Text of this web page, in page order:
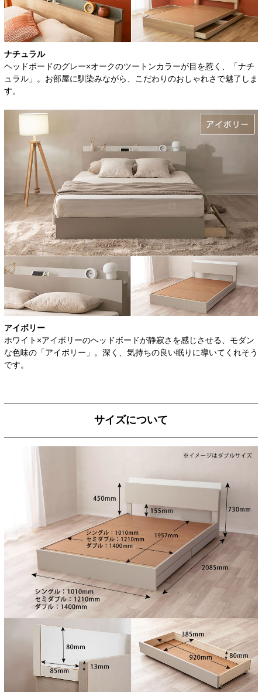
ナチュラル
ヘッドボードのグレー×オークのツートンカラーが目を惹く、「ナチ
ュラル」。お部屋に馴染みながら、こだわりのおしゃれさで魅了しま
す。
アイボリー
ホワイト×アイボリーのヘッドボードが静寂さを感じさせる、モダン
な色味の「アイボリー」。深く、気持ちの良い眠りに導いてくれそう
です。
サイズについて